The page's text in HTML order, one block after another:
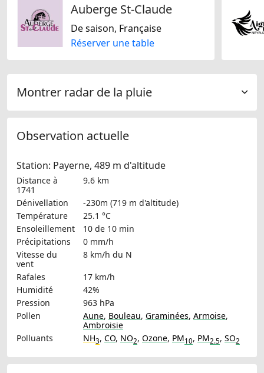
Auberge St-Claude
De saison, Française
Réserver une table
Montrer radar de la pluie
Observation actuelle
Station: Payerne, 489 m d'altitude
Distance à
1741
9.6 km
Dénivellation
-230m (719 m d'altitude)
Température
25.1 °C
Ensoleillement
10 de 10 min
Précipitations
0 mm/h
Vitesse du
vent
8 km/h du N
Rafales
17 km/h
Humidité
42%
Pression
963 hPa
Pollen
Aune, Bouleau, Graminées, Armoise,
Ambroisie
Polluants
NH3, CO, NO2, Ozone, PM10, PM2.5, SO2